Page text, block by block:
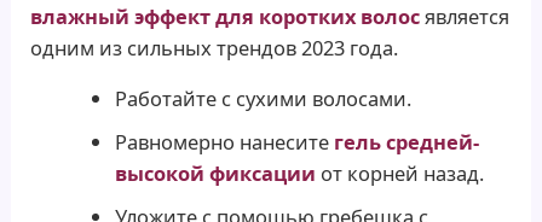
влажный эффект для коротких волосявляется
одним из сильных трендов 2023 года.
Работайте с сухими волосами.
Равномерно нанесите гель средней-
высокой фиксации от корней назад.